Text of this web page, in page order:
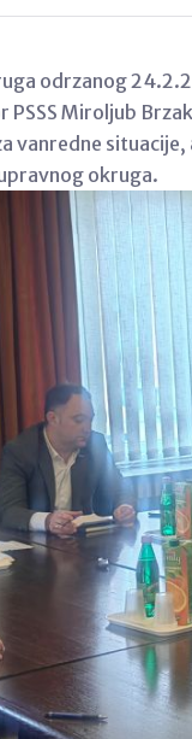
odrzanog
PSSS Miroljub
vanredne
okruga.